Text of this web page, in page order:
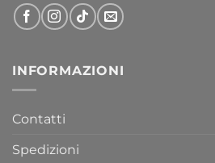
INFORMAZIONI
Contatti
Spedizioni